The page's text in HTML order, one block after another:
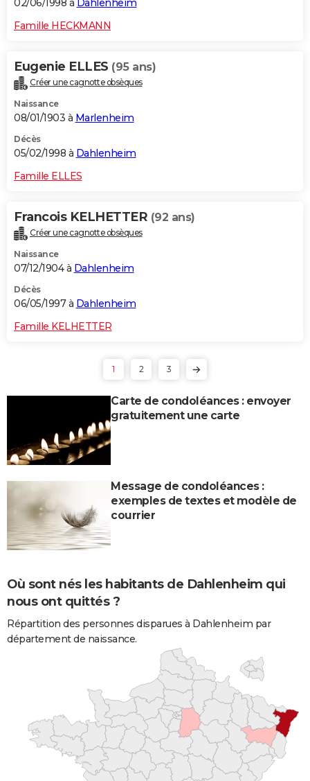
02/06/1998 à Dahlenheim
Famille HECKMANN
Eugenie ELLES (95 ans)
Créer une cagnotte obsèques
Naissance
08/01/1903 à Marlenheim
Décès
05/02/1998 à Dahlenheim
Famille ELLES
Francois KELHETTER (92 ans)
Créer une cagnotte obsèques
Naissance
07/12/1904 à Dahlenheim
Décès
06/05/1997 à Dahlenheim
Famille KELHETTER
1 2 3
Carte de condoléances : envoyer
gratuitement une carte
Message de condoléances :
exemples de textes et modèle de
courrier
Où sont nés les habitants de Dahlenheim qui
nous ont quittés ?
Répartition des personnes disparues à Dahlenheim par
département de naissance.